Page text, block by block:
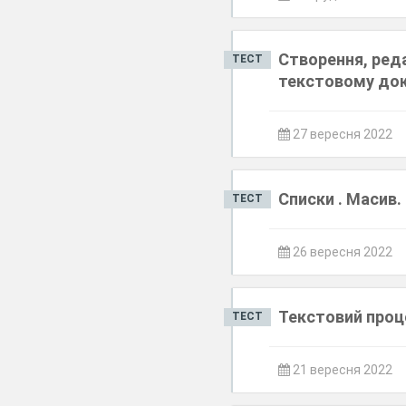
ТЕСТ
Створення,
текстовому
27 вересня 2022
ТЕСТ Списки . Масив.
26 вересня 2022
ТЕСТ Текстовий
21 вересня 2022